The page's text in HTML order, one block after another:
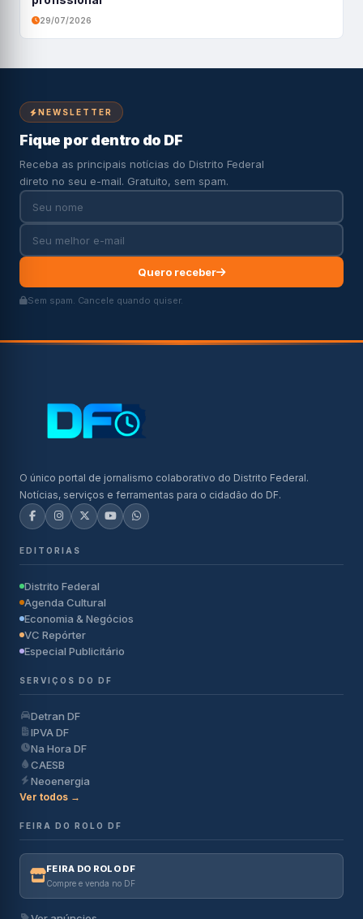
29/07/2026
NEWSLETTER
Fique por dentro do DF
Receba as principais notícias do Distrito Federal
direto no seu e-mail. Gratuito, sem spam.
Quero receber
Sem spam. Cancele quando quiser.
O único portal de jornalismo colaborativo do Distrito Federal.
Notícias, serviços e ferramentas para o cidadão do DF.
EDITORIAS
Distrito Federal
Agenda Cultural
Economia & Negócios
VC Repórter
Especial Publicitário
SERVIÇOS DO DF
Detran DF
IPVA DF
Na Hora DF
CAESB
Neoenergia
Ver todos →
FEIRA DO ROLO DF
FEIRA DO ROLO DF
Compre e venda no DF